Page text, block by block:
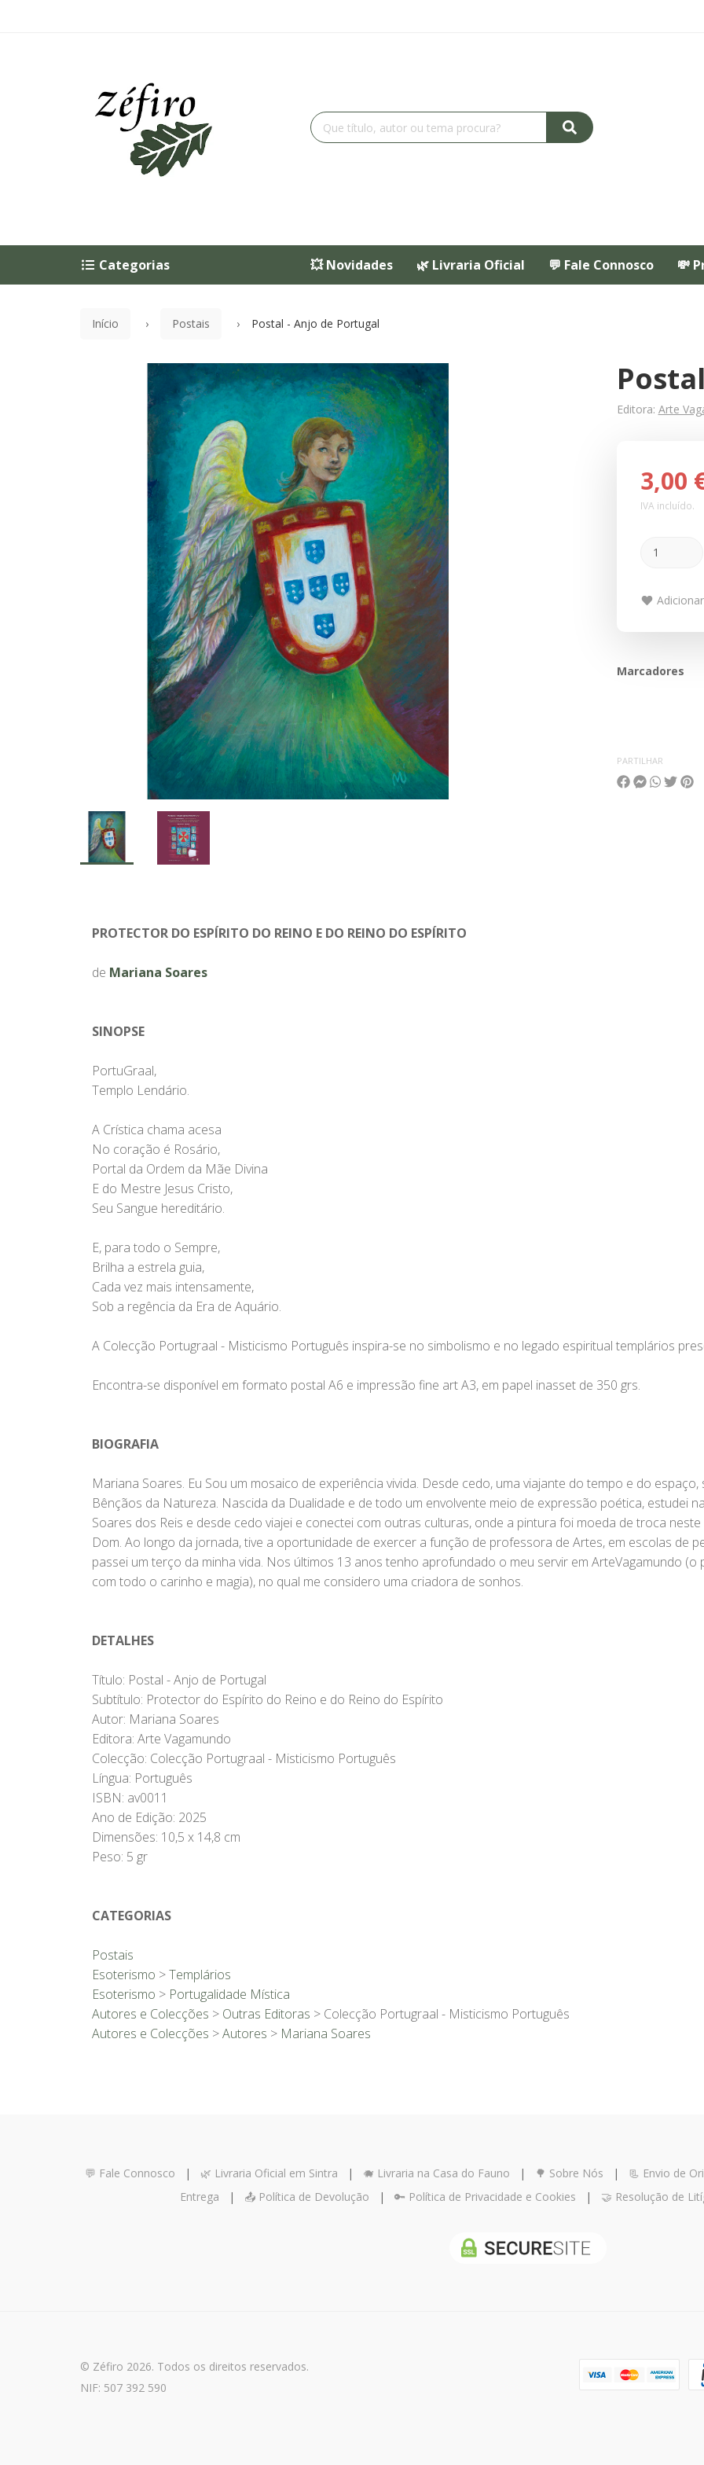
💥 Novidades 🌿 Livraria Oficial 💬 Fale Connosco 💸
Categorias
Início Postais Postal - Anjo de Portugal
Editora: Arte
3,00
IVA incluído.
Marcadores
PARTILHAR
PROTECTOR DO ESPÍRITO DO REINO E DO REINO DO ESPÍRITO
de Mariana Soares
SINOPSE
PortuGraal,
Templo Lendário.
A Crística chama acesa
No coração é Rosário,
Portal da Ordem da Mãe Divina
E do Mestre Jesus Cristo,
Seu Sangue hereditário.
E, para todo o Sempre,
Brilha a estrela guia,
Cada vez mais intensamente,
Sob a regência da Era de Aquário.
A Colecção Portugraal - Misticismo Português inspira-se no simbolismo e no legado espiritual templários
Encontra-se disponível em formato postal A6 e impressão fine art A3, em papel inasset de 350 grs.
BIOGRAFIA
Mariana Soares. Eu Sou um mosaico de experiência vivida. Desde cedo, uma viajante do tempo e do
Bênçãos da Natureza. Nascida da Dualidade e de todo um envolvente meio de expressão poética, estudei
Soares dos Reis e desde cedo viajei e conectei com outras culturas, onde a pintura foi moeda de troca
Dom. Ao longo da jornada, tive a oportunidade de exercer a função de professora de Artes, em escolas de
passei um terço da minha vida. Nos últimos 13 anos tenho aprofundado o meu servir em ArteVagamundo
com todo o carinho e magia), no qual me considero uma criadora de sonhos.
DETALHES
Título: Postal - Anjo de Portugal
Subtítulo: Protector do Espírito do Reino e do Reino do Espírito
Autor: Mariana Soares
Editora: Arte Vagamundo
Colecção: Colecção Portugraal - Misticismo Português
Língua: Português
ISBN: av0011
Ano de Edição: 2025
Dimensões: 10,5 x 14,8 cm
Peso: 5 gr
CATEGORIAS
Postais
Esoterismo >Templários
Esoterismo > Portugalidade Mística
Autores e Colecções > Outras Editoras > Colecção Portugraal - Misticismo Português
Autores e Colecções >Autores > Mariana Soares
💬 Fale Connosco | 🌿 Livraria Oficial em Sintra | 🐗 Livraria na Casa do Fauno | 🌳 Sobre Nós | 📃 Envio de
Entrega | 📤 Política de Devolução | 🔑 Política de Privacidade e Cookies | 🤝 Resolução de
© Zéfiro 2026. Todos os direitos reservados.
NIF: 507 392 590